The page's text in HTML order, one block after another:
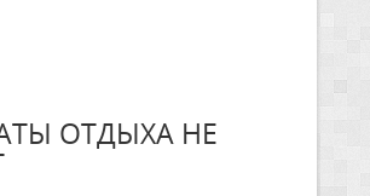
ОТДЫХА НЕ